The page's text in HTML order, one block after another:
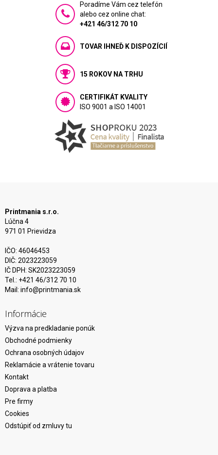
Poradíme Vám cez telefón
alebo cez online chat:
+421 46/312 70 10
TOVAR IHNEĎ K DISPOZÍCIÍ
15 ROKOV NA TRHU
CERTIFIKÁT KVALITY
ISO 9001 a ISO 14001
Printmania s.r.o.
Lúčna 4
971 01 Prievidza
IČO: 46046453
DIČ: 2023223059
IČ DPH: SK2023223059
Tel.: +421 46/312 70 10
Mail: info@printmania.sk
Informácie
Výzva na predkladanie ponúk
Obchodné podmienky
Ochrana osobných údajov
Reklamácie a vrátenie tovaru
Kontakt
Doprava a platba
Pre firmy
Cookies
Odstúpiť od zmluvy tu